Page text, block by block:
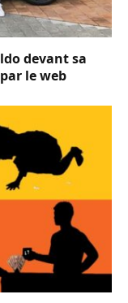
devant sa
le web